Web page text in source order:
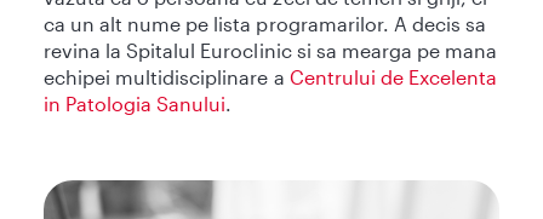
ca un alt nume pe lista programarilor. A decis sa
revina la Spitalul Euroclinic si sa mearga pe mana
echipei multidisciplinare a Centrului de Excelenta
in Patologia Sanului